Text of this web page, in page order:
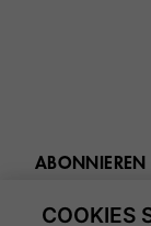
ABONNIEREN
COOKIES